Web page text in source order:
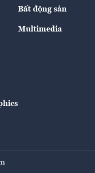
Bất động sản
Multimedia